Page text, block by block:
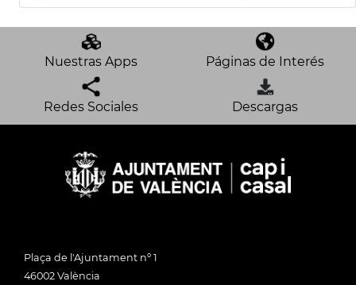
Nuestras Apps Páginas de Interés
Redes Sociales Descargas
Plaça de l'Ajuntament nº 1
46002 València